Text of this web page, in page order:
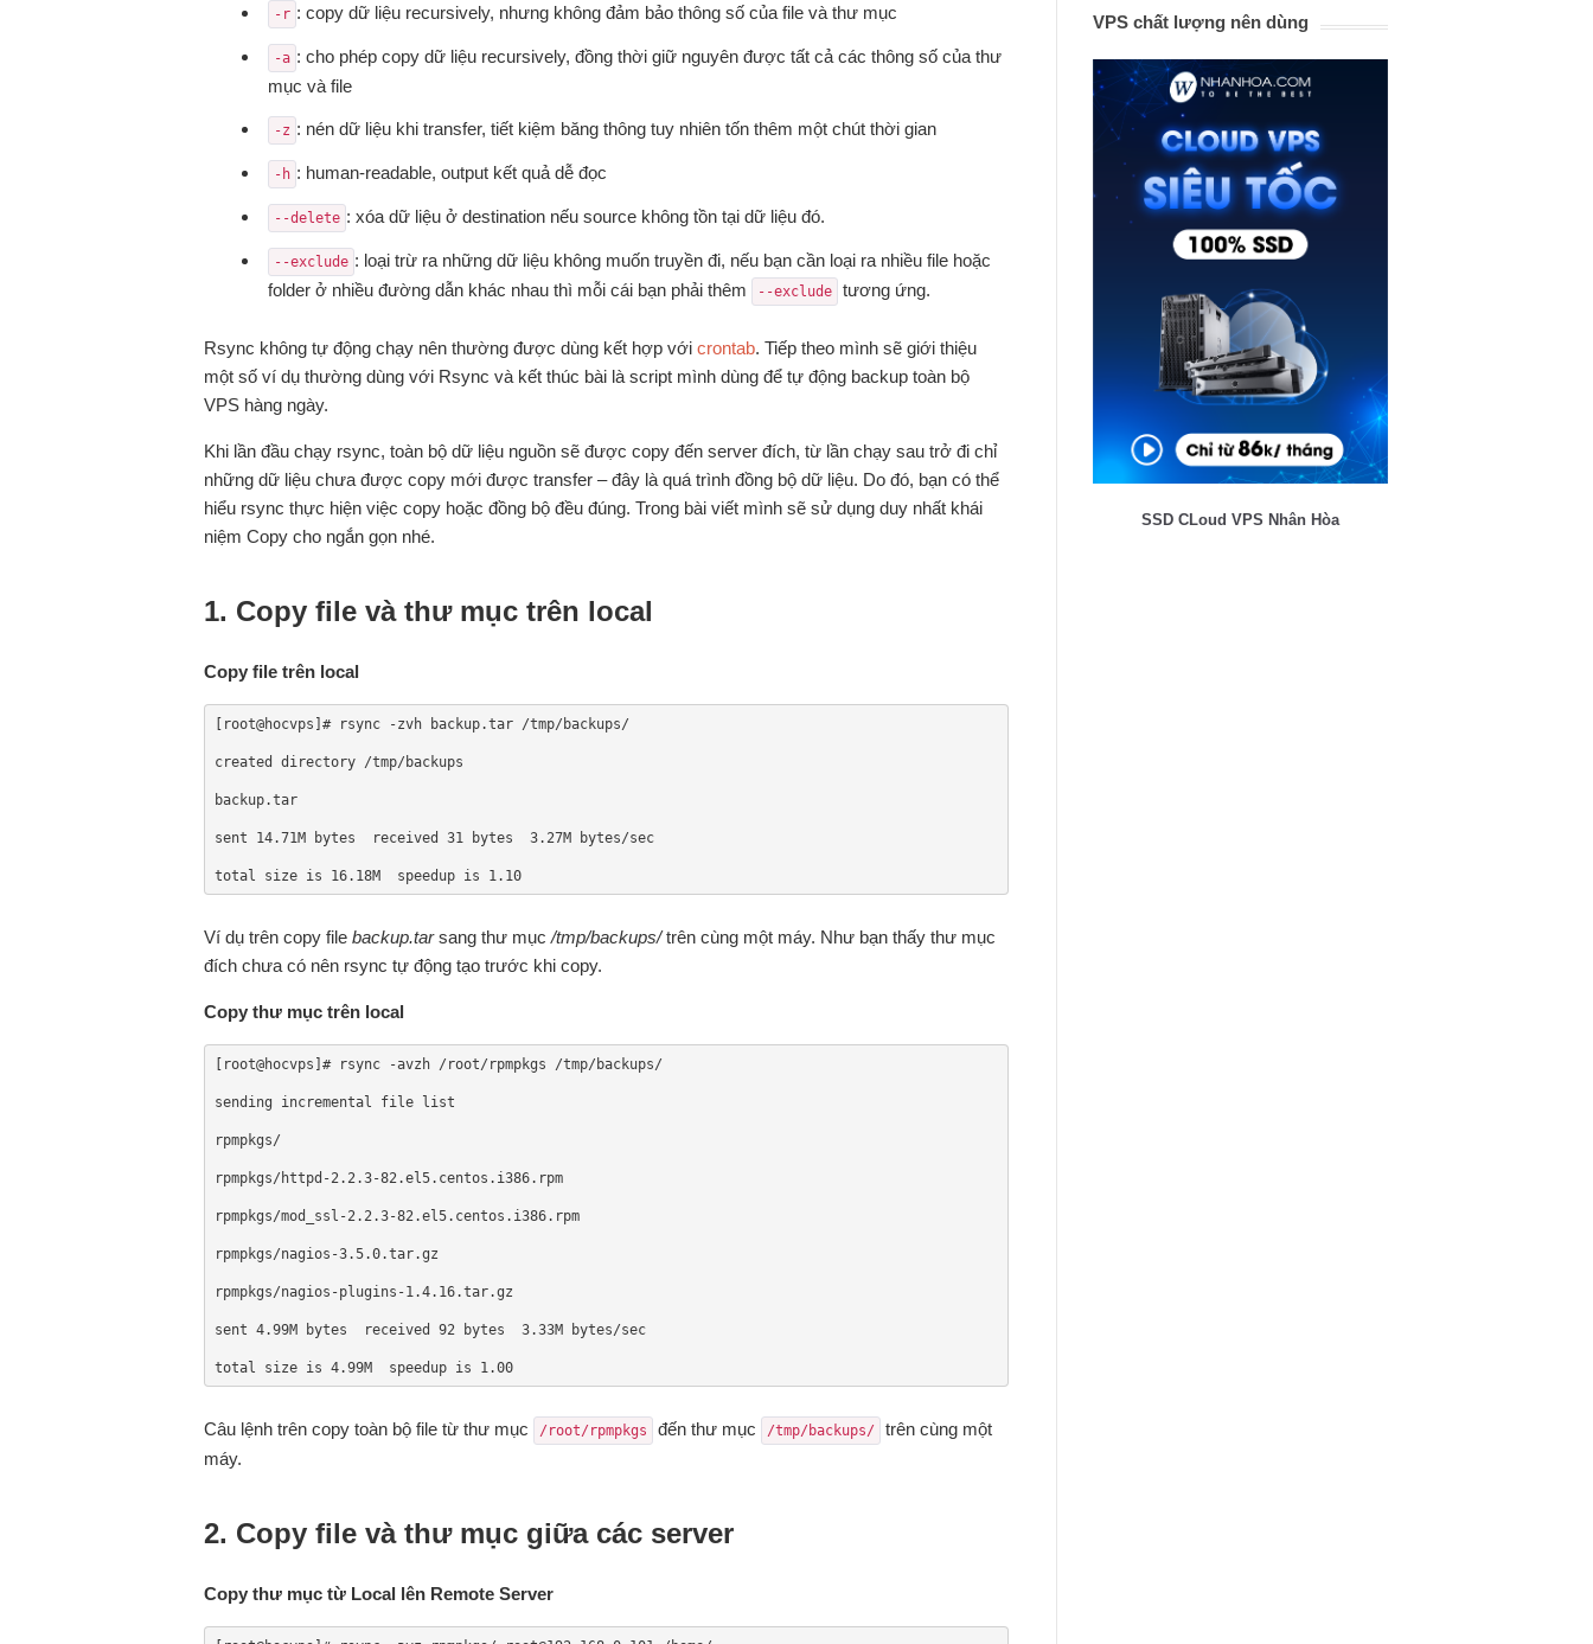
-r : copy dữ liệu recursively, nhưng không đảm bảo thông số của file và thư mục
-a : cho phép copy dữ liệu recursively, đồng thời giữ nguyên được tất cả các thông số của thư
mục và file
-z : nén dữ liệu khi transfer, tiết kiệm băng thông tuy nhiên tốn thêm một chút thời gian
-h : human-readable, output kết quả dễ đọc
--delete : xóa dữ liệu ở destination nếu source không tồn tại dữ liệu đó.
--exclude : loại trừ ra những dữ liệu không muốn truyền đi, nếu bạn cần loại ra nhiều file hoặc
folder ở nhiều đường dẫn khác nhau thì mỗi cái bạn phải thêm
--exclude tương ứng.
Rsync không tự động chạy nên thường được dùng kết hợp với crontab. Tiếp theo mình sẽ giới thiệu
một số ví dụ thường dùng với Rsync và kết thúc bài là script mình dùng để tự động backup toàn bộ
VPS hàng ngày.
Khi lần đầu chạy rsync, toàn bộ dữ liệu nguồn sẽ được copy đến server đích, từ lần chạy sau trở đi chỉ
những dữ liệu chưa được copy mới được transfer – đây là quá trình đồng bộ dữ liệu. Do đó, bạn có thể
hiểu rsync thực hiện việc copy hoặc đồng bộ đều đúng. Trong bài viết mình sẽ sử dụng duy nhất khái
niệm Copy cho ngắn gọn nhé.
1. Copy file và thư mục trên local
Copy file trên local
[root@hocvps]# rsync -zvh backup.tar /tmp/backups/
created directory /tmp/backups
backup.tar
sent 14.71M bytes  received 31 bytes  3.27M bytes/sec
total size is 16.18M  speedup is 1.10
Ví dụ trên copy file backup.tarsang thư mục/tmp/backups/trên cùng một máy. Như bạn thấy thư mục
đích chưa có nên rsync tự động tạo trước khi copy.
Copy thư mục trên local
[root@hocvps]# rsync -avzh /root/rpmpkgs /tmp/backups/
sending incremental file list
rpmpkgs/
rpmpkgs/httpd-2.2.3-82.el5.centos.i386.rpm
rpmpkgs/mod_ssl-2.2.3-82.el5.centos.i386.rpm
rpmpkgs/nagios-3.5.0.tar.gz
rpmpkgs/nagios-plugins-1.4.16.tar.gz
sent 4.99M bytes  received 92 bytes  3.33M bytes/sec
total size is 4.99M  speedup is 1.00
Câu lệnh trên copy toàn bộ file từ thư mục /root/rpmpkgs đến thư mục /tmp/backups/
trên cùng một
máy.
2. Copy file và thư mục giữa các server
Copy thư mục từ Local lên Remote Server
VPS chất lượng nên dùng
SSD CLoud VPS Nhân Hòa